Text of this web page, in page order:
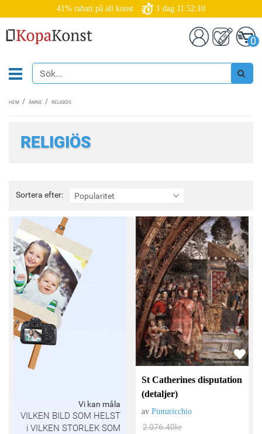
41% rabatt på all konst 1 dag 11:52:07
0
HEM ÄMNE RELIGIÖS
RELIGIÖS
Sortera efter: Popularitet
Sortera
efter:
Vi kan måla
VILKEN BILD SOM HELST
i VILKEN STORLEK SOM
St Catherines disputation
(detaljer)
avPinturicchio
2 076.40kr